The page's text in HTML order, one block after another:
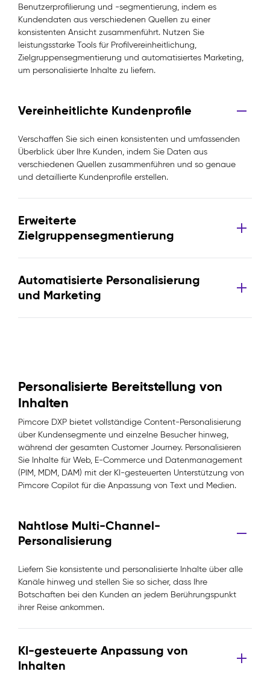
Benutzerprofilierung und -segmentierung, indem es
Kundendaten aus verschiedenen Quellen zu einer
konsistenten Ansicht zusammenführt. Nutzen Sie
leistungsstarke Tools für Profilvereinheitlichung,
Zielgruppensegmentierung und automatisiertes Marketing,
um personalisierte Inhalte zu liefern.
Vereinheitlichte Kundenprofile
Verschaffen Sie sich einen konsistenten und umfassenden
Überblick über Ihre Kunden, indem Sie Daten aus
verschiedenen Quellen zusammenführen und so genaue
und detaillierte Kundenprofile erstellen.
Erweiterte
Zielgruppensegmentierung
Automatisierte Personalisierung
und Marketing
Personalisierte Bereitstellung von
Inhalten
Pimcore DXP bietet vollständige Content-Personalisierung
über Kundensegmente und einzelne Besucher hinweg,
während der gesamten Customer Journey. Personalisieren
Sie Inhalte für Web, E-Commerce und Datenmanagement
(PIM, MDM, DAM) mit der KI-gesteuerten Unterstützung von
Pimcore Copilot für die Anpassung von Text und Medien.
Nahtlose Multi-Channel-
Personalisierung
Liefern Sie konsistente und personalisierte Inhalte über alle
Kanäle hinweg und stellen Sie so sicher, dass Ihre
Botschaften bei den Kunden an jedem Berührungspunkt
ihrer Reise ankommen.
KI-gesteuerte Anpassung von
Inhalten